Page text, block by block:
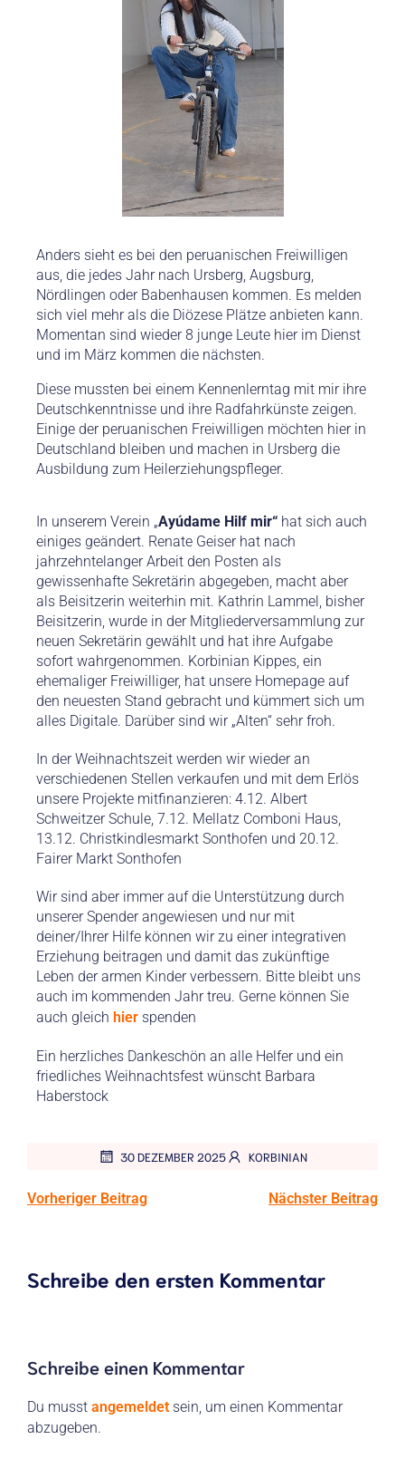
Anders sieht es bei den peruanischen Freiwilligen
aus, die jedes Jahr nach Ursberg, Augsburg,
Nördlingen oder Babenhausen kommen. Es melden
sich viel mehr als die Diözese Plätze anbieten kann.
Momentan sind wieder 8 junge Leute hier im Dienst
und im März kommen die nächsten.
Diese mussten bei einem Kennenlerntag mit mir ihre
Deutschkenntnisse und ihre Radfahrkünste zeigen.
Einige der peruanischen Freiwilligen möchten hier in
Deutschland bleiben und machen in Ursberg die
Ausbildung zum Heilerziehungspfleger.
In unserem Verein „Ayúdame Hilf mir“ hat sich auch
einiges geändert. Renate Geiser hat nach
jahrzehntelanger Arbeit den Posten als
gewissenhafte Sekretärin abgegeben, macht aber
als Beisitzerin weiterhin mit. Kathrin Lammel, bisher
Beisitzerin, wurde in der Mitgliederversammlung zur
neuen Sekretärin gewählt und hat ihre Aufgabe
sofort wahrgenommen. Korbinian Kippes, ein
ehemaliger Freiwilliger, hat unsere Homepage auf
den neuesten Stand gebracht und kümmert sich um
alles Digitale. Darüber sind wir „Alten“ sehr froh.
In der Weihnachtszeit werden wir wieder an
verschiedenen Stellen verkaufen und mit dem Erlös
unsere Projekte mitfinanzieren: 4.12. Albert
Schweitzer Schule, 7.12. Mellatz Comboni Haus,
13.12. Christkindlesmarkt Sonthofen und 20.12.
Fairer Markt Sonthofen
Wir sind aber immer auf die Unterstützung durch
unserer Spender angewiesen und nur mit
deiner/Ihrer Hilfe können wir zu einer integrativen
Erziehung beitragen und damit das zukünftige
Leben der armen Kinder verbessern. Bitte bleibt uns
auch im kommenden Jahr treu. Gerne können Sie
auch gleich hier spenden
Ein herzliches Dankeschön an alle Helfer und ein
friedliches Weihnachtsfest wünscht Barbara
Haberstock
30 DEZEMBER 2025 KORBINIAN
Vorheriger Beitrag Nächster Beitrag
Schreibe den ersten Kommentar
Schreibe einen Kommentar
Du musst angemeldet sein, um einen Kommentar
abzugeben.